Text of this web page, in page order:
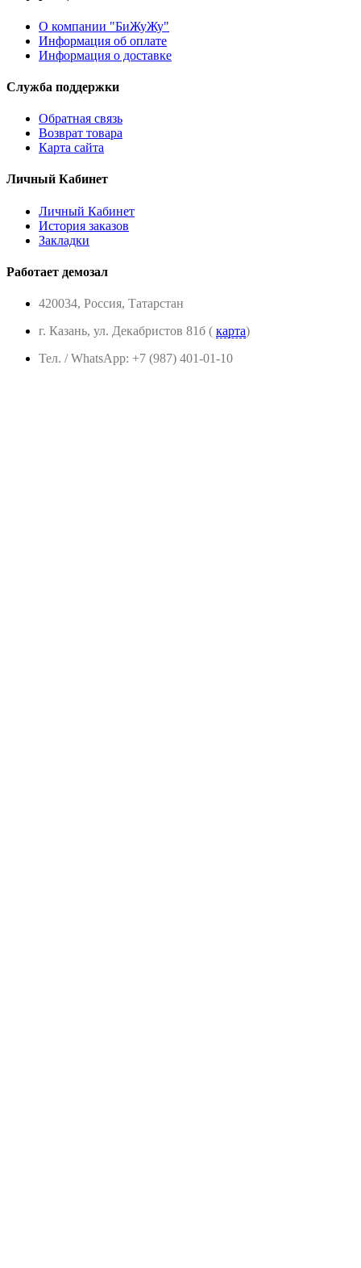
О компании "БиЖуЖу"
Информация об оплате
Информация о доставке
Служба поддержки
Обратная связь
Возврат товара
Карта сайта
Личный Кабинет
Личный Кабинет
История заказов
Закладки
Работает демозал
420034, Россия, Татарстан
г. Казань, ул. Декабристов 81б ( карта)
Тел. / WhatsApp: +7 (987) 401-01-10